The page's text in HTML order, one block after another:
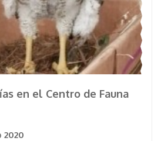
en el Centro de Fauna
2020